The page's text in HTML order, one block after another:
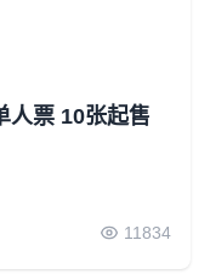
【新春庙会早鸟票】貂蝉故里单人票 10张起售
11834